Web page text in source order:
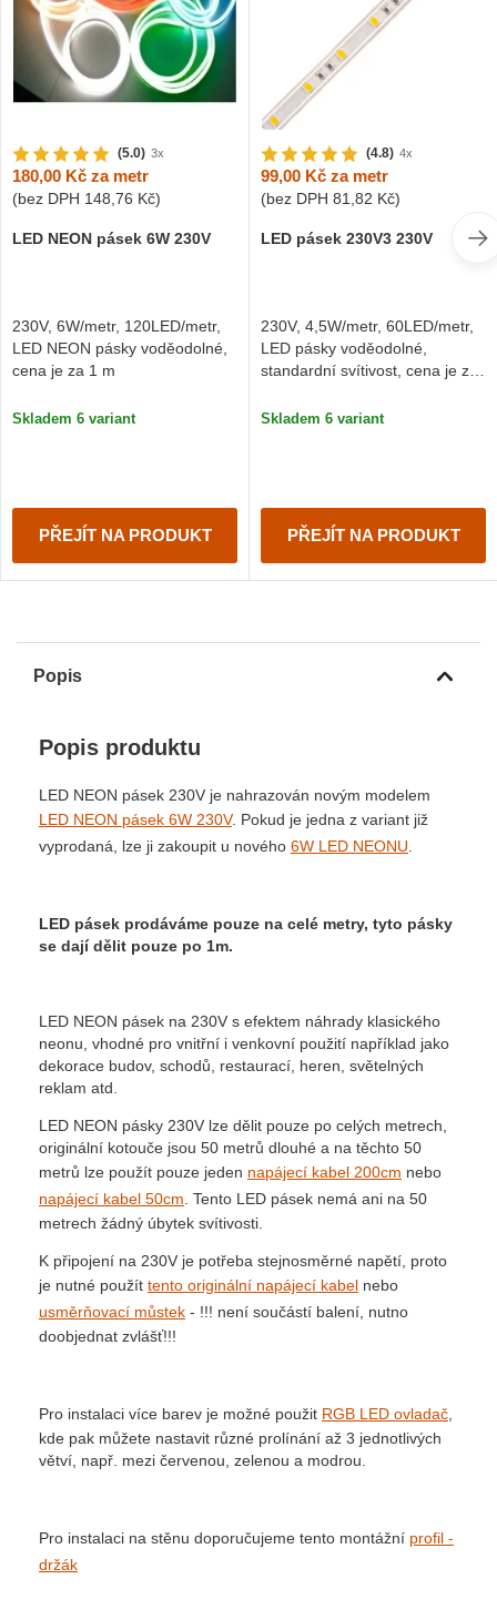
(5.0) 3x
180,00 Kč za metr
(bez DPH 148,76 Kč)
LED NEON pásek 6W 230V
230V, 6W/metr, 120LED/metr,
LED NEON pásky voděodolné,
cena je za 1 m
Skladem 6 variant
PŘEJÍT NA PRODUKT
(4.8) 4x
99,00 Kč za metr
(bez DPH 81,82 Kč)
LED pásek 230V3 230V
230V, 4,5W/metr, 60LED/metr,
LED pásky voděodolné,
standardní svítivost, cena je za
Skladem 6 variant
PŘEJÍT NA PRODUKT
Popis
Popis produktu
LED NEON pásek 230V je nahrazován novým modelem
LED NEON pásek 6W 230V. Pokud je jedna z variant již
vyprodaná, lze ji zakoupit u nového 6W LED NEONU
LED pásek prodáváme pouze na celé metry, tyto pásky
se dají dělit pouze po 1m.
LED NEON pásek na 230V s efektem náhrady klasického
neonu, vhodné pro vnitřní i venkovní použití například jako
dekorace budov, schodů, restaurací, heren, světelných
reklam atd.
LED NEON pásky 230V lze dělit pouze po celých metrech,
originální kotouče jsou 50 metrů dlouhé a na těchto 50
metrů lze použít pouze jeden napájecí kabel 200cm nebo
napájecí kabel 50cm . Tento LED pásek nemá ani na 50
metrech žádný úbytek svítivosti.
K připojení na 230V je potřeba stejnosměrné napětí, proto
je nutné použít tento originální napájecí kabel nebo
usměrňovací můstek - !!! není součástí balení, nutno
doobjednat zvlášť!!!
Pro instalaci více barev je možné použit RGB LED ovladač
kde pak můžete nastavit různé prolínání až 3 jednotlivých
větví, např. mezi červenou, zelenou a modrou.
Pro instalaci na stěnu doporučujeme tento montážní profil -
držák